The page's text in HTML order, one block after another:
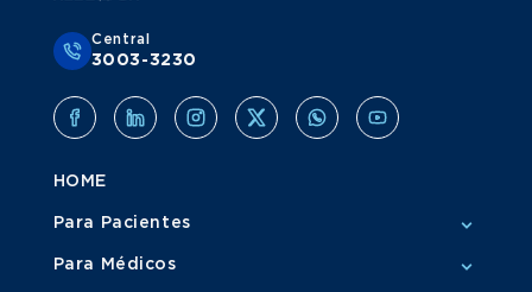
Central
3003-3230
HOME
Para Pacientes
Para Médicos